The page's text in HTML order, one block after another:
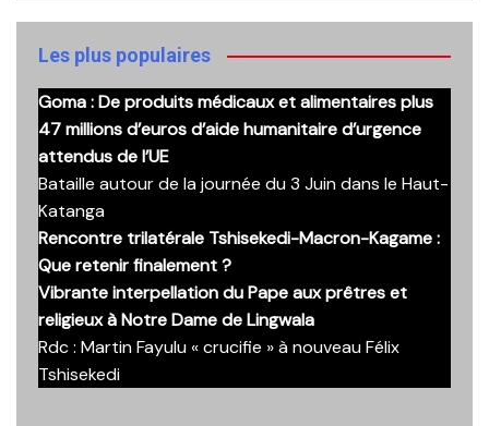
anciennes
publications
Les plus populaires
Goma : De produits médicaux et alimentaires plus
47 millions d’euros d’aide humanitaire d’urgence
attendus de l’UE
Bataille autour de la journée du 3 Juin dans le Haut-
Katanga
Rencontre trilatérale Tshisekedi-Macron-Kagame :
Que retenir finalement ?
Vibrante interpellation du Pape aux prêtres et
religieux à Notre Dame de Lingwala
Rdc : Martin Fayulu « crucifie » à nouveau Félix
Tshisekedi